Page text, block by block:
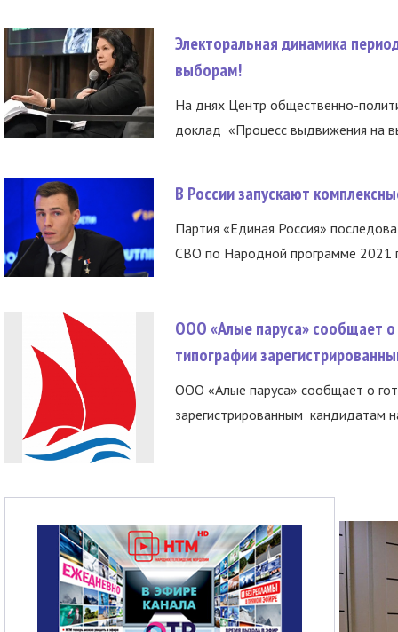
Электоральная динамика
выборам!
На днях Центр общественно-
доклад «Процесс выдвижения на
В России запускают
Партия «Единая Россия»
СВО по Народной программе 2021
ООО «Алые паруса» сообщает о
типографии
ООО «Алые паруса» сообщает о
зарегистрированным кандидатам